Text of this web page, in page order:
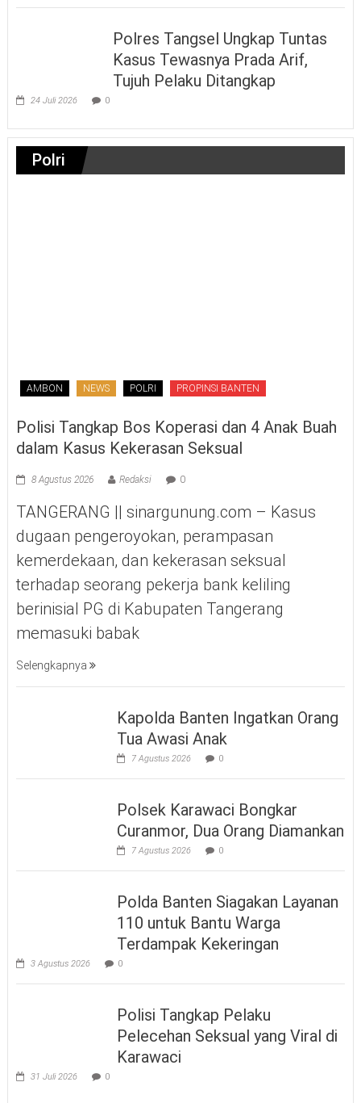
Polres Tangsel Ungkap Tuntas
Kasus Tewasnya Prada Arif,
Tujuh Pelaku Ditangkap
24 Juli 2026 0
Polri
AMBON NEWS POLRI PROPINSI BANTEN
Polisi Tangkap Bos Koperasi dan 4 Anak Buah
dalam Kasus Kekerasan Seksual
8 Agustus 2026 Redaksi 0
TANGERANG || sinargunung.com – Kasus
dugaan pengeroyokan, perampasan
kemerdekaan, dan kekerasan seksual
terhadap seorang pekerja bank keliling
berinisial PG di Kabupaten Tangerang
memasuki babak
Selengkapnya
Kapolda Banten Ingatkan Orang
Tua Awasi Anak
7 Agustus 2026 0
Polsek Karawaci Bongkar
Curanmor, Dua Orang Diamankan
7 Agustus 2026 0
Polda Banten Siagakan Layanan
110 untuk Bantu Warga
Terdampak Kekeringan
3 Agustus 2026 0
Polisi Tangkap Pelaku
Pelecehan Seksual yang Viral di
Karawaci
31 Juli 2026 0